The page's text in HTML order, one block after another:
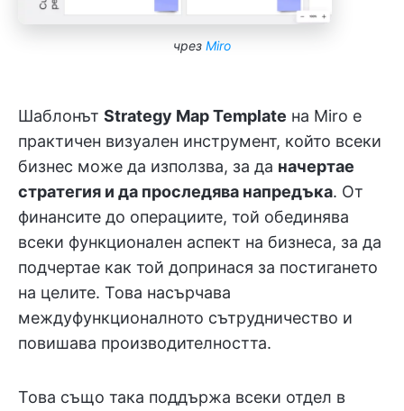
чрез Miro
Шаблонът Strategy Map Template на Miro е
практичен визуален инструмент, който всеки
бизнес може да използва, за да начертае
стратегия и да проследява напредъка. От
финансите до операциите, той обединява
всеки функционален аспект на бизнеса, за да
подчертае как той допринася за постигането
на целите. Това насърчава
междуфункционалното сътрудничество и
повишава производителността.
Това също така поддържа всеки отдел в